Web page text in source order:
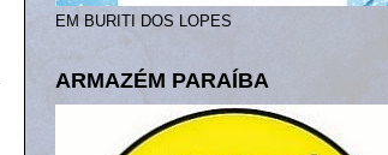
EM BURITI DOS LOPES
ARMAZÉM PARAÍBA